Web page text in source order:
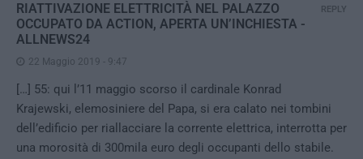
RIATTIVAZIONE ELETTRICITÀ NEL PALAZZO
OCCUPATO DA ACTION, APERTA UN’INCHIESTA -
ALLNEWS24
22 Maggio 2019 - 9:47
[…] 55: qui l’11 maggio scorso il cardinale Konrad
Krajewski, elemosiniere del Papa, si era calato nei tombini
dell’edificio per riallacciare la corrente elettrica, interrotta per
una morosità di 300mila euro degli occupanti dello stabile.
REPLY